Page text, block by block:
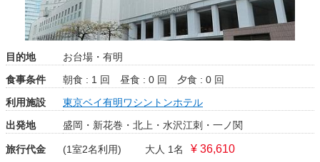
目的地
お台場・有明
食事条件
朝食 : 1 回 昼食 : 0 回
夕食 : 0 回
利用施設
東京ベイ有明ワシントンホテル
出発地
盛岡・新花巻・北上・水沢江刺・一ノ関
旅行代金 (1室2名利用) 大人 1名 ¥ 36,610